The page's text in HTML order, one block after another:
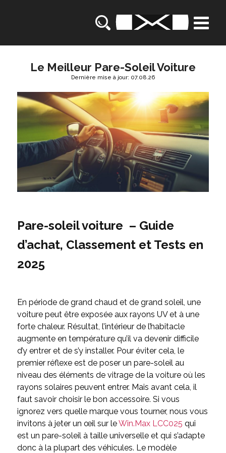
Le Meilleur Pare-Soleil Voiture
Dernière mise à jour: 07.08.26
Pare-soleil voiture – Guide
d’achat, Classement et Tests en
2025
En période de grand chaud et de grand soleil, une
voiture peut être exposée aux rayons UV et à une
forte chaleur. Résultat, l’intérieur de l’habitacle
augmente en température qu’il va devenir difficile
d’y entrer et de s’y installer. Pour éviter cela, le
premier réflexe est de poser un pare-soleil au
niveau des éléments de vitrage de la voiture où les
rayons solaires peuvent entrer. Mais avant cela, il
faut savoir choisir le bon accessoire. Si vous
ignorez vers quelle marque vous tourner, nous vous
invitons à jeter un œil sur leWin.Max ‎LCC025 qui
est un pare-soleil à taille universelle et qui s’adapte
donc à la plupart des véhicules. Le modèle